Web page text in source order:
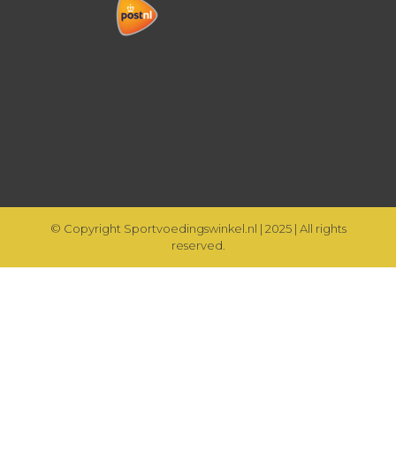
© Copyright Sportvoedingswinkel.nl | 2025 | All rights
reserved.